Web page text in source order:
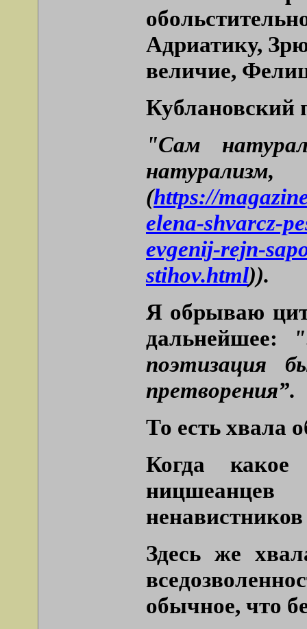
Адриатику,
величие,
Кублановский
"Сам
(https://
elena-shvarcz-
evgenij-rejn-
stihov.html)).
Я обрываю
дальнейшее:
поэтизация
претворения”.
То есть хвала
Когда
Здесь же
обычное, что